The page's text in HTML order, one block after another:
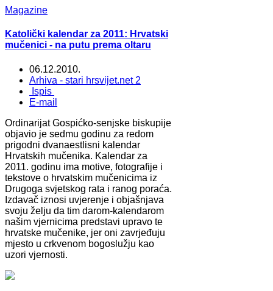
Magazine
Katolički kalendar za 2011: Hrvatski
mučenici - na putu prema oltaru
06.12.2010.
Arhiva - stari hrsvijet.net 2
Ispis
E-mail
Ordinarijat Gospićko-senjske biskupije
objavio je sedmu godinu za redom
prigodni dvanaestlisni kalendar
Hrvatskih mučenika. Kalendar za
2011. godinu ima motive, fotografije i
tekstove o hrvatskim mučenicima iz
Drugoga svjetskog rata i ranog poraća.
Izdavač iznosi uvjerenje i objašnjava
svoju želju da tim darom-kalendarom
našim vjernicima predstavi upravo te
hrvatske mučenike, jer oni zavrjeđuju
mjesto u crkvenom bogoslužju kao
uzori vjernosti.